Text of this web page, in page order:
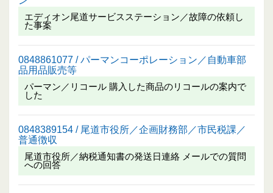
エディオン尾道サービスステーション／故障の依頼し
た事案
0848861077 / パーマンコーポレーション／自動車部
品用品販売等
パーマン／リコール 購入した商品のリコールの案内で
した
0848389154 / 尾道市役所／企画財務部／市民税課／
普通徴収
尾道市役所／納税通知書の発送日連絡 メールでの質問
への回答